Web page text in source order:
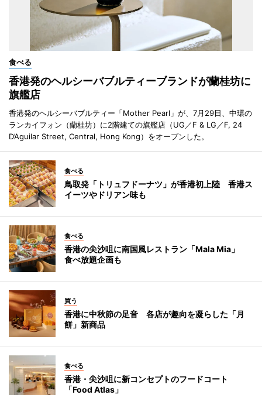
食べる
香港発のヘルシーバブルティーブランドが蘭桂坊に
旗艦店
香港発のヘルシーバブルティー「Mother Pearl」が、7月29日、中環の
ランカイフォン（蘭桂坊）に2階建ての旗艦店（UG／F & LG／F, 24
D’Aguilar Street, Central, Hong Kong）をオープンした。
食べる
鳥取発「トリュフドーナツ」が香港初上陸 香港ス
イーツやドリアン味も
食べる
香港の尖沙咀に南国風レストラン「Mala Mia」
食べ放題企画も
買う
香港に中秋節の足音 各店が趣向を凝らした「月
餅」新商品
食べる
香港・尖沙咀に新コンセプトのフードコート
「Food Atlas」